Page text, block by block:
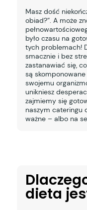
Masz dość
obiad?”. A może
było czasu na
tych problemach!
smacznie i bez
zastanawiać się,
są
swojemu
unikniesz
zajmiemy się
naszym cateringu
ważne – albo na
dieta